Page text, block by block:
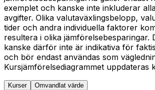
exemplet och kanske inte inkluderar
avgifter. Olika valutaväxlingsbelopp,
tider och andra individuella faktorer
resultera i olika jämförelsebesparingar.
kanske därför inte är indikativa för
och bör endast användas som
Kursjämförelsediagrammet uppdateras
Kurser Omvandlat värde